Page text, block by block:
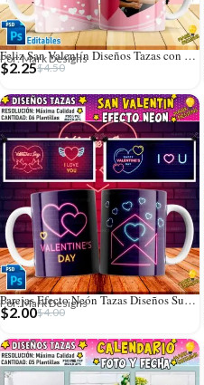
Feliz San Valentín Diseños Tazas con Foto
Por: Mark Designs
$4.50
$2.25
Parejas Efecto Neón Tazas Diseños Sublimación
Por: Mark Designs
$4.00
$2.00